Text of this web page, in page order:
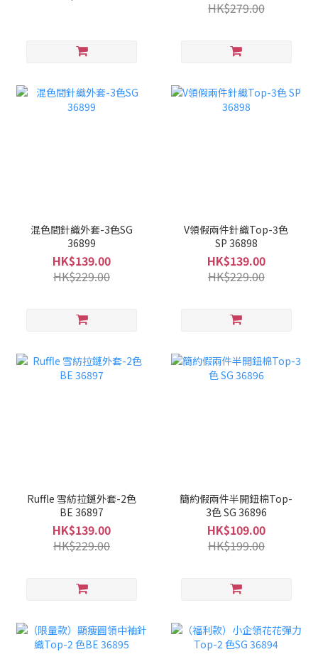
HK$279.00
混色間針織外套-3色SG
36899
HK$139.00
HK$229.00
V領假兩件針織Top-3色
SP 36898
HK$139.00
HK$229.00
Ruffle 雪紡拉鏈外套-2色
BE 36897
HK$139.00
HK$229.00
簡約假兩件半開鈕棉Top-
3色 SG 36896
HK$109.00
HK$199.00